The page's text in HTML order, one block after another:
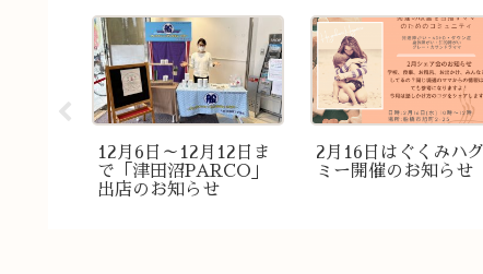
12月6日～12月12日ま
で「津田沼PARCO」
出店のお知らせ
2月16日はぐくみハグ
ミー開催のお知らせ